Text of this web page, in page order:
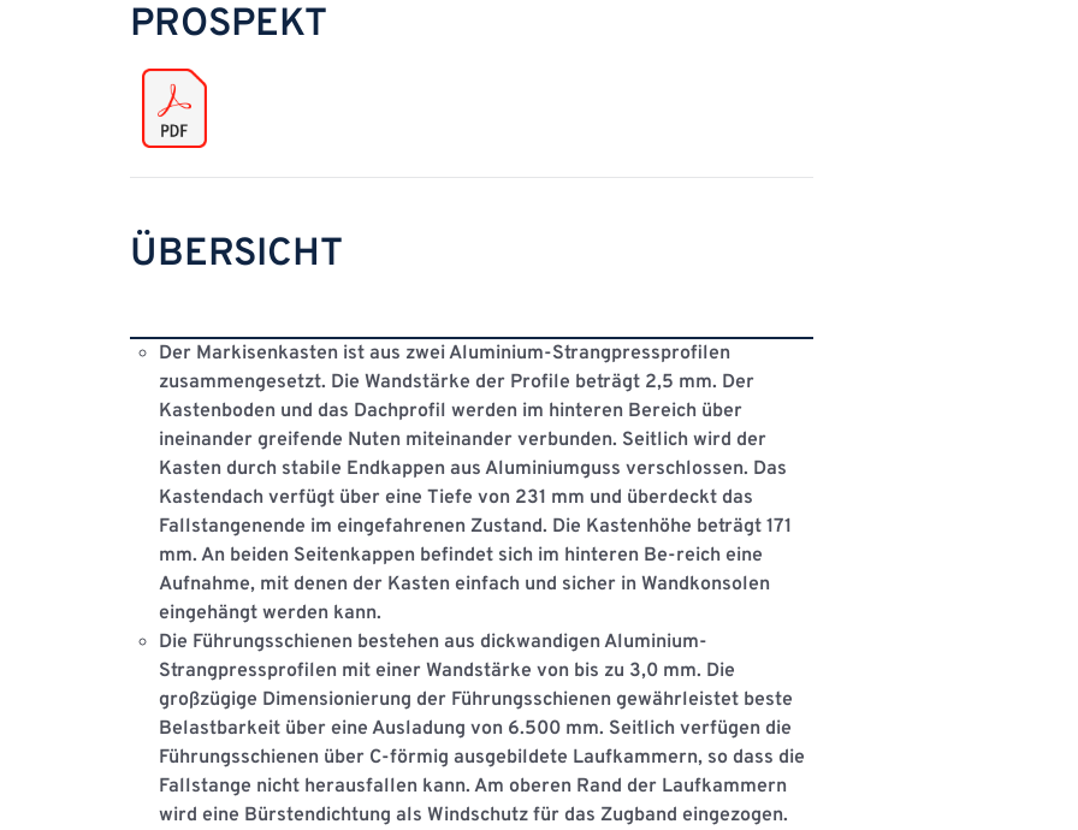
PROSPEKT
ÜBERSICHT
Der Markisenkasten ist aus zwei Aluminium-Strangpressproﬁlen
zusammengesetzt. Die Wandstärke der Proﬁle beträgt 2,5 mm. Der
Kastenboden und das Dachproﬁl werden im hinteren Bereich über
ineinander greifende Nuten miteinander verbunden. Seitlich wird der
Kasten durch stabile Endkappen aus Aluminiumguss verschlossen. Das
Kastendach verfügt über eine Tiefe von 231 mm und überdeckt das
Fallstangenende im eingefahrenen Zustand. Die Kastenhöhe beträgt 171
mm. An beiden Seitenkappen beﬁndet sich im hinteren Be-reich eine
Aufnahme, mit denen der Kasten einfach und sicher in Wandkonsolen
eingehängt werden kann.
Die Führungsschienen bestehen aus dickwandigen Aluminium-
Strangpressproﬁlen mit einer Wandstärke von bis zu 3,0 mm. Die
großzügige Dimensionierung der Führungsschienen gewährleistet beste
Belastbarkeit über eine Ausladung von 6.500 mm. Seitlich verfügen die
Führungsschienen über C-förmig ausgebildete Laufkammern, so dass die
Fallstange nicht herausfallen kann. Am oberen Rand der Laufkammern
wird eine Bürstendichtung als Windschutz für das Zugband eingezogen.